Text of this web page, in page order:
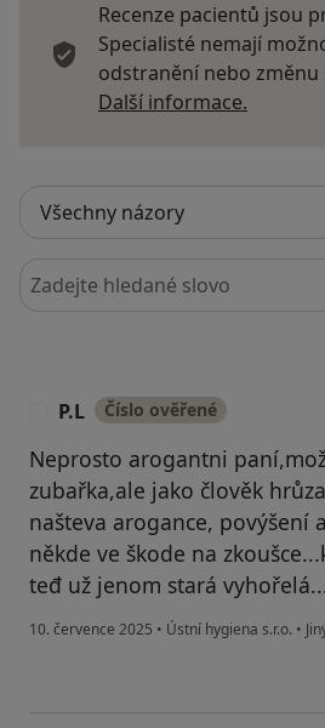
Recenze pacientů jsou
Specialisté nemají
odstranění nebo změnu
Další informace.
Hledejte v názorech
P.L Číslo ověřené
Neprosto arogantni
zubařka,ale jako člověk
našteva arogance, povýšení
někde ve škode na
teđ už jenom stará
10. července 2025 • Ústní hygiena s.r.o. •